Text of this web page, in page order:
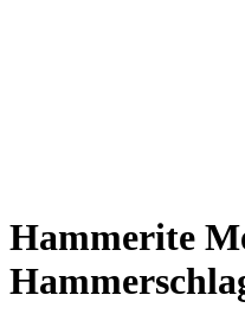
Hammerite